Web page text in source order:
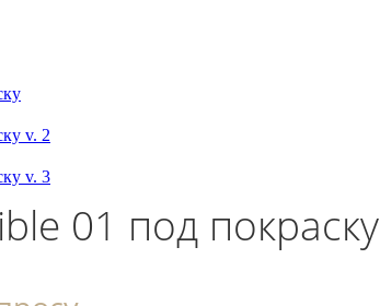
v. 2
v. 3
01 под покраску